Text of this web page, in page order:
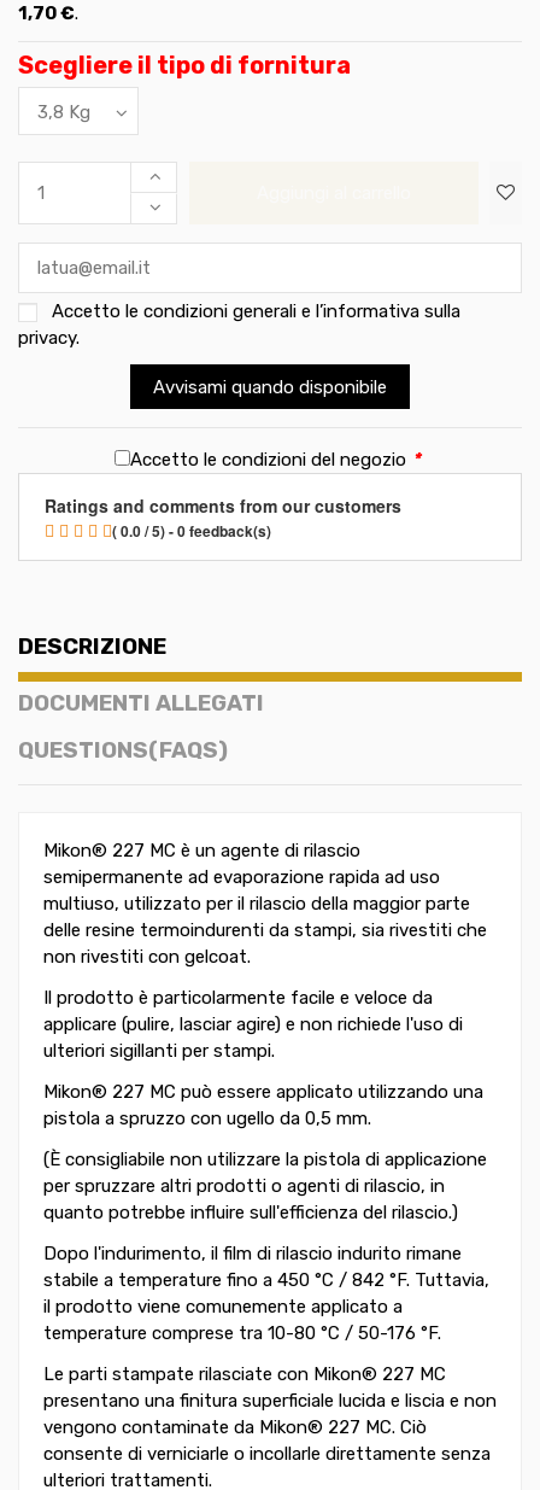
1,70 €.
Scegliere il tipo di fornitura
Accetto le condizioni generali e l’informativa sulla
privacy.
Avvisami quando disponibile
Accetto le condizioni del negozio *
Ratings and comments from our customers
( 0.0 / 5) - 0 feedback(s)
DESCRIZIONE
DOCUMENTI ALLEGATI
QUESTIONS(FAQS)
Mikon® 227 MC è un agente di rilascio
semipermanente ad evaporazione rapida ad uso
multiuso, utilizzato per il rilascio della maggior parte
delle resine termoindurenti da stampi, sia rivestiti che
non rivestiti con gelcoat.
Il prodotto è particolarmente facile e veloce da
applicare (pulire, lasciar agire) e non richiede l'uso di
ulteriori sigillanti per stampi.
Mikon® 227 MC può essere applicato utilizzando una
pistola a spruzzo con ugello da 0,5 mm.
(È consigliabile non utilizzare la pistola di applicazione
per spruzzare altri prodotti o agenti di rilascio, in
quanto potrebbe influire sull'efficienza del rilascio.)
Dopo l'indurimento, il film di rilascio indurito rimane
stabile a temperature fino a 450 °C / 842 °F. Tuttavia,
il prodotto viene comunemente applicato a
temperature comprese tra 10-80 °C / 50-176 °F.
Le parti stampate rilasciate con Mikon® 227 MC
presentano una finitura superficiale lucida e liscia e non
vengono contaminate da Mikon® 227 MC. Ciò
consente di verniciarle o incollarle direttamente senza
ulteriori trattamenti.